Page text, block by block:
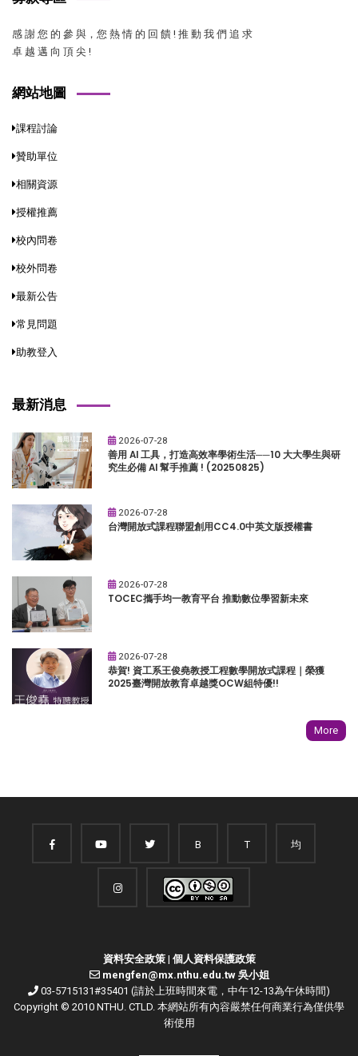
感 謝 您 的 參 與，您 熱 情 的 回 饋 ! 推 動 我 們 追 求
卓 越 邁 向 頂 尖 !
網站地圖
課程討論
贊助單位
相關資源
授權推薦
校內問卷
校外問卷
最新公告
常見問題
助教登入
最新消息
2026-07-28
善用 AI 工具，打造高效率學術生活──10 大大學生與研
究生必備 AI 幫手推薦 ! (20250825)
2026-07-28
台灣開放式課程聯盟創用CC4.0中英文版授權書
2026-07-28
TOCEC攜手均一教育平台 推動數位學習新未來
2026-07-28
恭賀! 資工系王俊堯教授工程數學開放式課程｜榮獲
2025臺灣開放教育卓越獎OCW組特優!!
More
B T 均
資料安全政策| 個人資料保護政策
mengfen@mx.nthu.edu.tw 吳小姐
03-5715131#35401 (請於上班時間來電，中午12-13為午休時間)
Copyright © 2010 NTHU. CTLD. 本網站所有內容嚴禁任何商業行為僅供學
術使用